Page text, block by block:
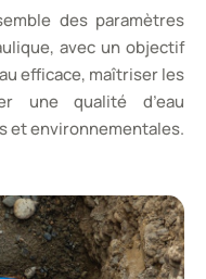
des paramètres
avec un objectif
efficace, maîtriser les
une qualité d’eau
et environnementales.